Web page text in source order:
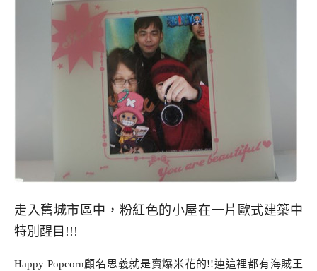
走入舊城市區中，粉紅色的小屋在一片歐式建築中
特別醒目!!!
Happy Popcorn顧名思義就是賣爆米花的!!連這裡都有海賊王